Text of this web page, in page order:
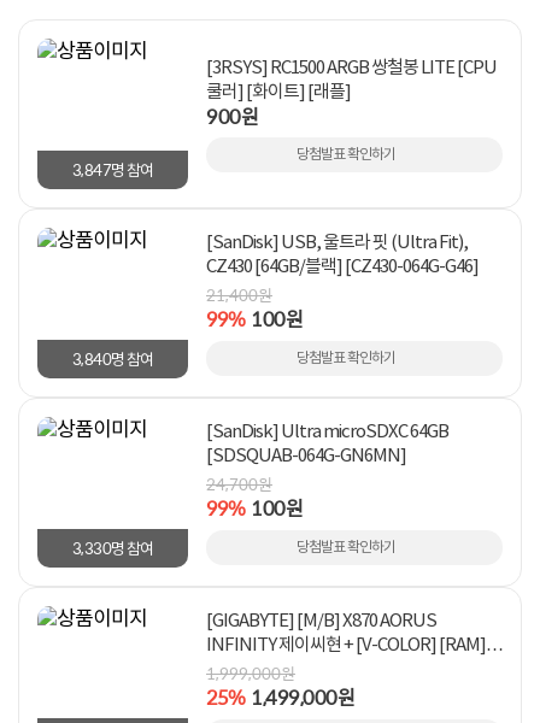
3,847명 참여
[3RSYS] RC1500 ARGB 쌍철봉 LITE [CPU
쿨러] [화이트] [래플]
900원
당첨발표 확인하기
3,840명 참여
[SanDisk] USB, 울트라 핏 (Ultra Fit),
CZ430 [64GB/블랙] [CZ430-064G-G46]
21,400원
99% 100원
당첨발표 확인하기
3,330명 참여
[SanDisk] Ultra microSDXC 64GB
[SDSQUAB-064G-GN6MN]
24,700원
99% 100원
당첨발표 확인하기
[GIGABYTE] [M/B] X870 AORUS
INFINITY 제이씨현 + [V-COLOR] [RAM]
MANTA XPrism RGB DDR5 48GB 제이씨
현
1,999,000원
25% 1,499,000원